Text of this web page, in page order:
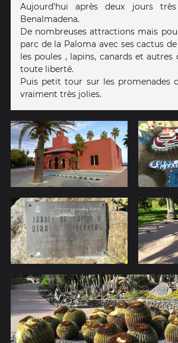
Aujourd'hui après deux jours
Benalmadena.
De nombreuses attractions mais
parc de la Paloma avec ses cactus
les poules , lapins, canards et autres
toute liberté.
Puis petit tour sur les promenades
vraiment très jolies.